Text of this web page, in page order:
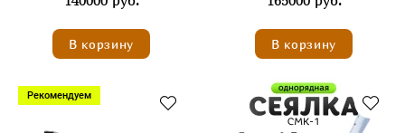
В корзину В корзину
Рекомендуем